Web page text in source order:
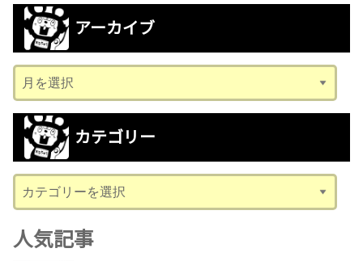
アーカイブ
ー
カ
ブ
カテゴリー
テ
ゴ
リ
人気記事